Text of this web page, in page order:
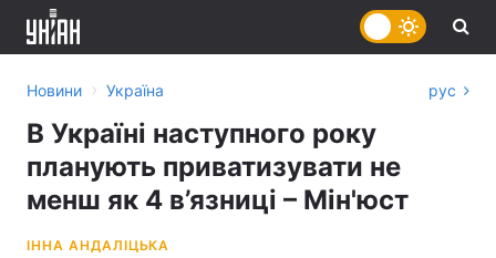
Новини › Україна рус
В Україні наступного року
планують приватизувати не
менш як 4 в’язниці – Мін'юст
ІННА АНДАЛІЦЬКА